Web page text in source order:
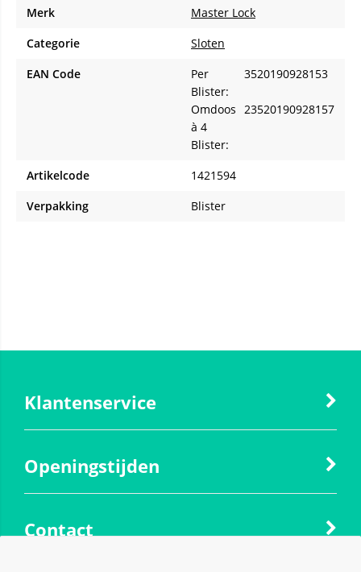
Merk
Master Lock
Categorie
Sloten
EAN Code
Per
Blister:
3520190928153
Omdoos
à 4
Blister:
23520190928157
Artikelcode
1421594
Verpakking
Blister
Klantenservice
Openingstijden
Contact